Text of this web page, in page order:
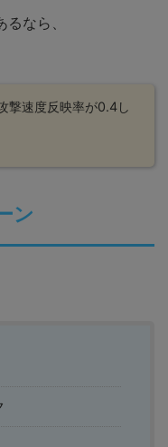
なら、
撃速度反映率が0.4し
ン